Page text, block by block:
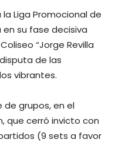
Liga Promocional de
su fase decisiva
“Jorge Revilla
de las
vibrantes.
grupos, en el
que cerró invicto con
(9 sets a favor